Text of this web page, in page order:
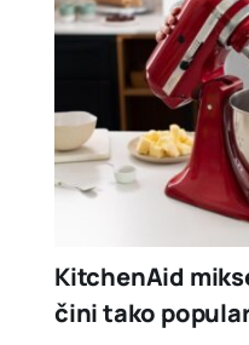
KitchenAid
čini tako